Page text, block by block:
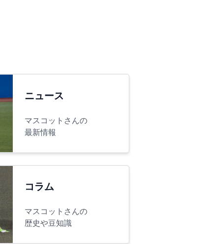
ニュース
マスコットさんの
最新情報
コラム
マスコットさんの
歴史や豆知識